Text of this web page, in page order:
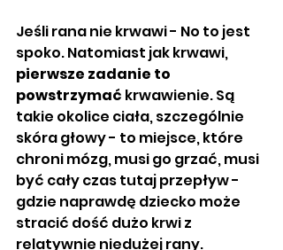
Jeśli rana nie krwawi - No to jest
spoko. Natomiast jak krwawi,
pierwsze zadanie to
powstrzymać krwawienie. Są
takie okolice ciała, szczególnie
skóra głowy - to miejsce, które
chroni mózg, musi go grzać, musi
być cały czas tutaj przepływ -
gdzie naprawdę dziecko może
stracić dość dużo krwi z
relatywnie niedużej rany.